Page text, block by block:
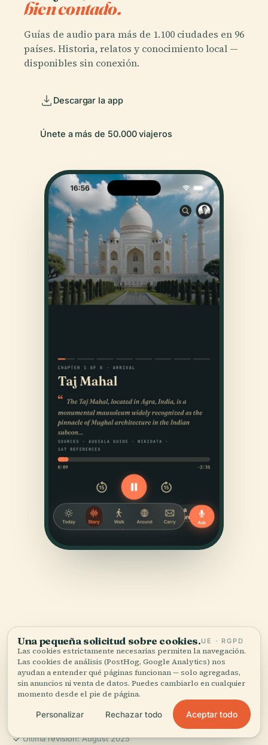
bien contado.
Guías de audio para más de 1.100 ciudades en 96
países. Historia, relatos y conocimiento local —
disponibles sin conexión.
Descargar la app
Únete a más de 50.000 viajeros
FUENTES
Verificado,y a la vista.
Investigado y redactado por el equipo editorial de
Audiala a partir de registros históricos, archivos
arquitectónicos y conocimiento local.
Última revisión: August 2025
Una pequeña solicitud sobre cookies.UE · RGPD
Las cookies estrictamente necesarias permiten la navegación.
Las cookies de análisis (PostHog, Google Analytics) nos
ayudan a entender qué páginas funcionan — solo agregadas,
sin anuncios ni venta de datos. Puedes cambiarlo en cualquier
momento desde el pie de página.
Personalizar Rechazar todo Aceptar todo